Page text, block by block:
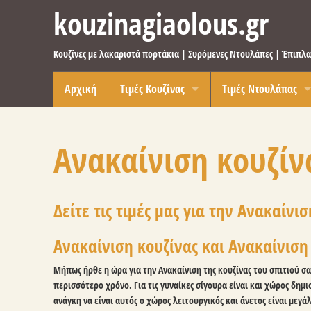
kouzinagiaolous.gr
Κουζίνες με λακαριστά πορτάκια | Συρόμενες Ντουλάπες |
Αρχική
Τιμές Κουζίνας
Κουζίνα με πορτάκια βακελίτη
Τιμές Ντουλάπας
Ανακαίνιση
Δείτε τις τιμές μας για την
Ανακαίνιση κουζίνας και
Μήπως ήρθε η ώρα για την Ανακαίνιση της κουζίνας του σπιτιού
περισσότερο χρόνο. Για τις γυναίκες σίγουρα είναι και χώρος
ανάγκη να είναι αυτός ο χώρος λειτουργικός και άνετος είναι